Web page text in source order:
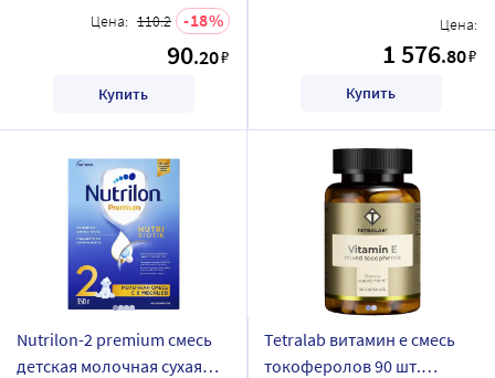
Цена: 110.2 18
90.20₽
Купить
Цена:
1 576.80₽
Купить
Nutrilon-2 premium смесь
детская молочная сухая
Tetralab витамин е смесь
токоферолов 90 шт.